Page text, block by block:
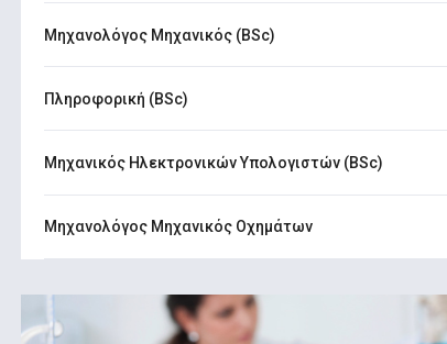
Μηχανολόγος Μηχανικός (BSc)
Πληροφορική (BSc)
Μηχανικός Ηλεκτρονικών Υπολογιστών (BSc)
Μηχανολόγος Μηχανικός Οχημάτων